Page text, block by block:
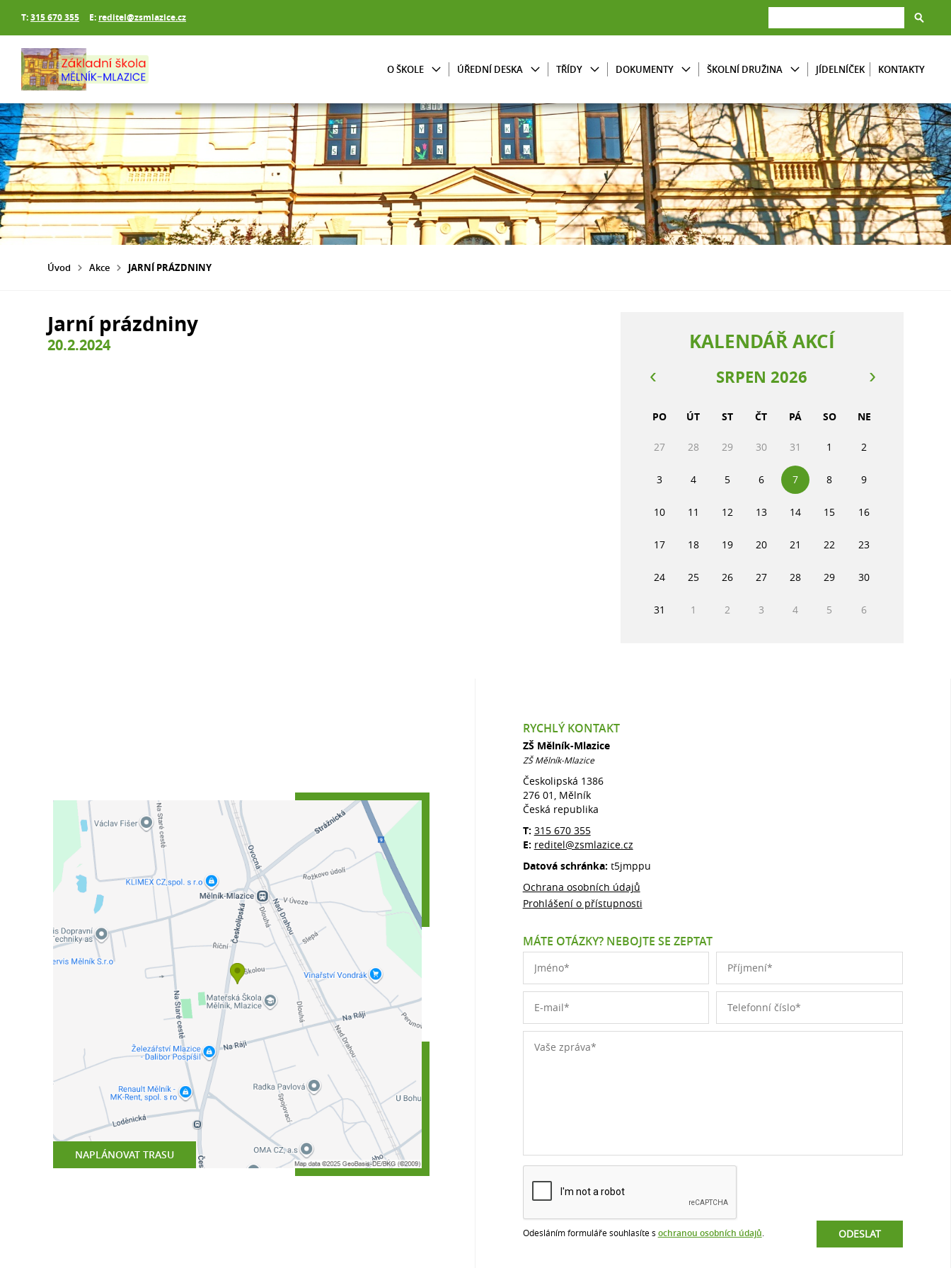
T:315 670 355 E: reditel@zsmlazice.cz
O ŠKOLE ÚŘEDNÍ DESKA TŘÍDY DOKUMENTY ŠKOLNÍ DRUŽINA JÍDELNÍČEK KONTAKTY
Úvod Akce JARNÍ PRÁZDNINY
Jarní prázdniny
20.2.2024 KALENDÁŘ AKCÍ
SRPEN 2026
PO ÚT ST ČT PÁ SO NE
27 28 29 30 31 1 2
3 4 5 6 7 8 9
10 11 12 13 14 15 16
17 18 19 20 21 22 23
24 25 26 27 28 29 30
31 1 2 3 4 5 6
NAPLÁNOVAT TRASU
RYCHLÝ KONTAKT
ZŠ Mělník-Mlazice
ZŠ Mělník-Mlazice
Českolipská 1386
276 01, Mělník
Česká republika
T: 315 670 355
E: reditel@zsmlazice.cz
Datová schránka: t5jmppu
Ochrana osobních údajů
Prohlášení o přístupnosti
MÁTE OTÁZKY? NEBOJTE SE ZEPTAT
Odesláním formuláře souhlasíte s ochranou osobních údajů